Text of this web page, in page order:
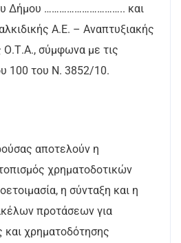
Δήμου ………………………….. και
Α.Ε. – Αναπτυξιακής
Ο.Τ.Α., σύμφωνα με τις
100 του Ν. 3852/10.
αποτελούν η
χρηματοδοτικών
η σύνταξη και η
προτάσεων για
και χρηματοδότησης